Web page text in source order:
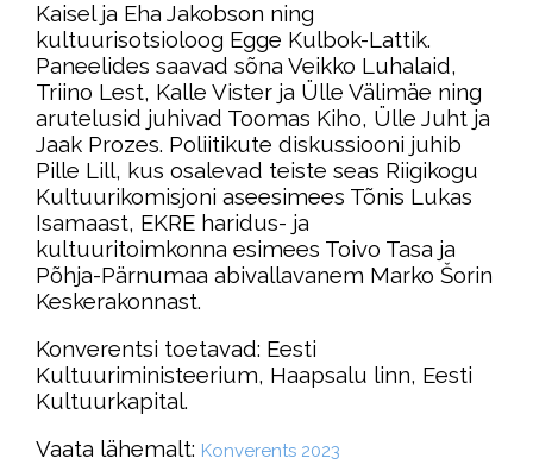
Kaisel ja Eha Jakobson ning
kultuurisotsioloog Egge Kulbok-Lattik.
Paneelides saavad sõna Veikko Luhalaid,
Triino Lest, Kalle Vister ja Ülle Välimäe ning
arutelusid juhivad Toomas Kiho, Ülle Juht ja
Jaak Prozes. Poliitikute diskussiooni juhib
Pille Lill, kus osalevad teiste seas Riigikogu
Kultuurikomisjoni aseesimees Tõnis Lukas
Isamaast, EKRE haridus- ja
kultuuritoimkonna esimees Toivo Tasa ja
Põhja-Pärnumaa abivallavanem Marko Šorin
Keskerakonnast.
Konverentsi toetavad: Eesti
Kultuuriministeerium, Haapsalu linn, Eesti
Kultuurkapital.
Vaata lähemalt: Konverents 2023